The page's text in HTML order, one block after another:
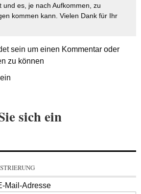
und es, je nach Aufkommen, zu
kommen kann. Vielen Dank für Ihr
sein um einen Kommentar oder
zu können
sich ein
Mail-Adresse